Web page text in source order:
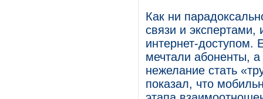
Как ни
связи и экспертами,
интернет-доступом.
мечтали абоненты,
нежелание стать
показал, что